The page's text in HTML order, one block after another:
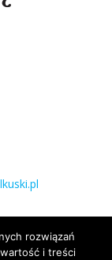
rozwiązań
i treści